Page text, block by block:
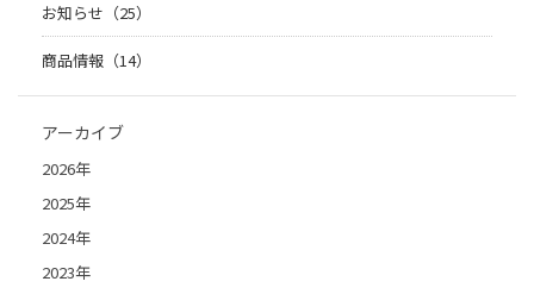
お知らせ（25）
商品情報（14）
アーカイブ
2026年
2025年
2024年
2023年